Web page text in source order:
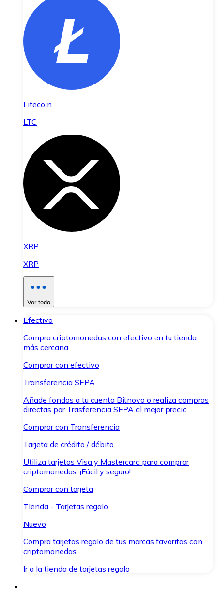
Litecoin
LTC
XRP
XRP
Ver todo
Efectivo
Compra criptomonedas con efectivo en tu tienda
más cercana.
Comprar con efectivo
Transferencia SEPA
Añade fondos a tu cuenta Bitnovo o realiza compras
directas por Trasferencia SEPA al mejor precio.
Comprar con Transferencia
Tarjeta de crédito / débito
Utiliza tarjetas Visa y Mastercard para comprar
criptomonedas. ¡Fácil y seguro!
Comprar con tarjeta
Tienda - Tarjetas regalo
Nuevo
Compra tarjetas regalo de tus marcas favoritas con
criptomonedas.
Ir a la tienda de tarjetas regalo